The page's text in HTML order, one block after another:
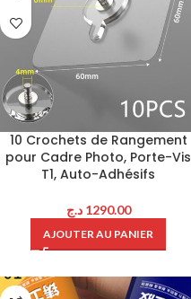
10 Crochets de Rangement
pour Cadre Photo, Porte-Vis
T1, Auto-Adhésifs
1290.00 د.ج
AJOUTER AU PANIER